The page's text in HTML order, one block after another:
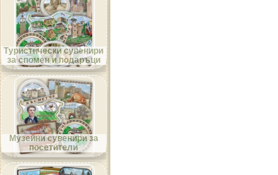
Област Велико Търново
Област Видин
Туристически сувенири
за спомен и подаръци
Музейни сувенири за
посетители